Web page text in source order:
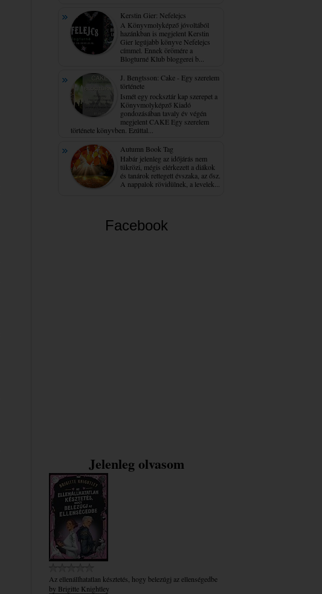
Kerstin Gier: Nefelejcs
A Könyvmolyképző jóvoltából
hazánkban is megjelent Kerstin
Gier legújabb könyve Nefelejcs
címmel. Ennek örömére a
Blogturné Klub bloggerei b...
J. Bengtsson: Cake - Egy ​szerelem
története
Ismét egy rocksztár kap szerepet a
Könyvmolyképző Kiadó
gondozásában tavaly év végén
megjelent CAKE Egy szerelem
története könyvben. Ezúttal...
Autumn Book Tag
Habár jelenleg az időjárás nem
tükrözi, mégis elérkezett a diákok
és tanárok rettegett évszaka, az ősz.
A nappalok rövidülnek, a levelek...
Facebook
Jelenleg olvasom
Az ​ellenállhatatlan késztetés, hogy belezúgj az ellenségedbe
by Brigitte Knightley